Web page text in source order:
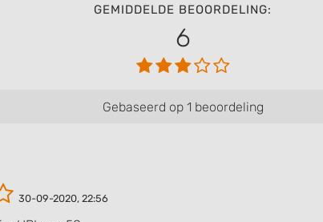
GEMIDDELDE BEOORDELING:
6
Gebaseerd op 1 beoordeling
30-09-2020, 22:56